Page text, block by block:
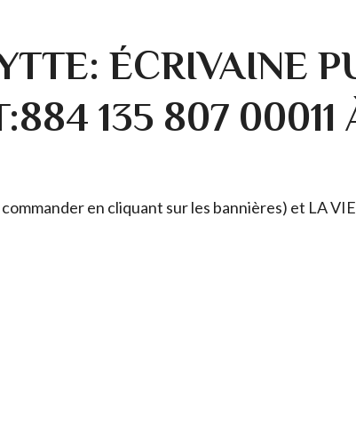
ÉCRIVAINE
135 807 00011
en cliquant sur les bannières) et LA VIE